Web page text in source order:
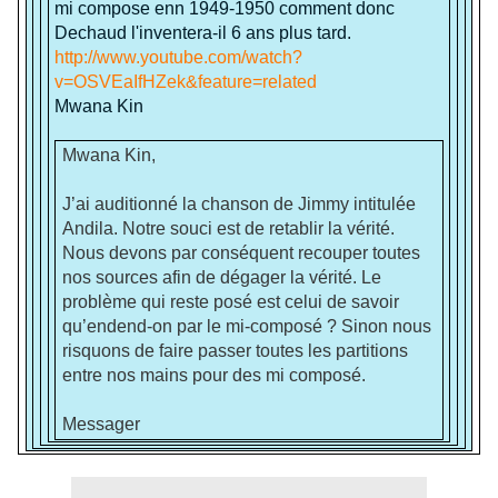
mi compose enn 1949-1950 comment donc
Dechaud l'inventera-il 6 ans plus tard.
http://www.youtube.com/watch?
v=OSVEaIfHZek&feature=related
Mwana Kin
Mwana Kin,
J’ai auditionné la chanson de Jimmy intitulée
Andila. Notre souci est de retablir la vérité.
Nous devons par conséquent recouper toutes
nos sources afin de dégager la vérité. Le
problème qui reste posé est celui de savoir
qu’endend-on par le mi-composé ? Sinon nous
risquons de faire passer toutes les partitions
entre nos mains pour des mi composé.
Messager